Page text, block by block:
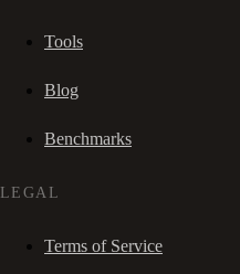
Tools
Blog
Benchmarks
LEGAL
Terms of Service